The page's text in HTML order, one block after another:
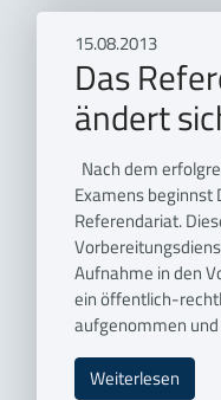
15.08.2013
Das
ändert
Nach dem
Examens beginnst
Referendariat.
Aufnahme in den
ein öffentlich-
aufgenommen und
Weiterlesen